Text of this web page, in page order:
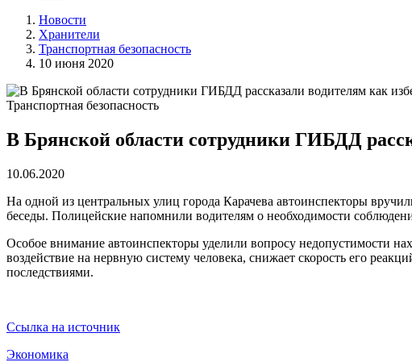
Новости
Хранители
Транспортная безопасность
10 июня 2020
Транспортная безопасность
В Брянской области сотрудники ГИБДД
10.06.2020
На одной из центральных улиц города Карачева автоинспекторы
беседы. Полицейские напомнили водителям о необходимости
Особое внимание автоинспекторы уделили вопросу недопустимости
воздействие на нервную систему человека, снижает скорость его
последствиями.
Ссылка на источник
Экономика